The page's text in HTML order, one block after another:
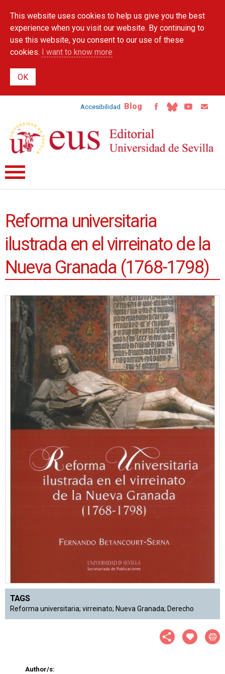
main
content
This website uses cookies to help us give you the best
experience when you visit our website. By continuing to
use this website, you consent to our use of these
cookies. I want to know more
Accesibilidad Blog
Reforma universitaria
ilustrada en el virreinato de la
Nueva Granada (1768-1798)
TAGS
Reforma universitaria; virreinato; Nueva Granada; Derecho
Author/s: